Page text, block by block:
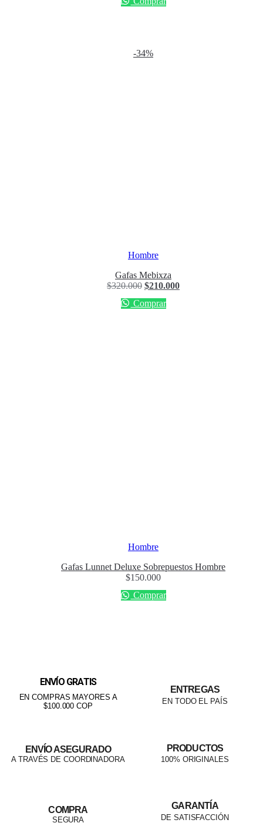
-34%
Hombre
Gafas Mebixza
$320.000 $210.000
Comprar
Hombre
Gafas Lunnet Deluxe Sobrepuestos Hombre
$150.000
Comprar
ENVÍO GRATIS
EN COMPRAS MAYORES A
$100.000 COP
ENTREGAS
EN TODO EL PAÍS
ENVÍO ASEGURADO
A TRAVÉS DE COORDINADORA
PRODUCTOS
100% ORIGINALES
COMPRA
SEGURA
GARANTÍA
DE SATISFACCIÓN